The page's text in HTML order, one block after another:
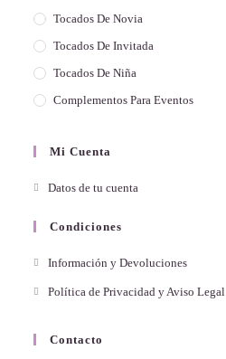
Tocados De Novia
Tocados De Invitada
Tocados De Niña
Complementos Para Eventos
Mi Cuenta
Datos de tu cuenta
Condiciones
Información y Devoluciones
Política de Privacidad y Aviso Legal
Contacto